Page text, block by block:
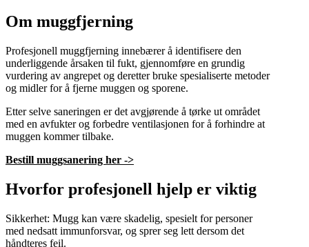
Om muggfjerning
Profesjonell muggfjerning innebærer å identifisere den
underliggende årsaken til fukt, gjennomføre en grundig
vurdering av angrepet og deretter bruke spesialiserte metoder
og midler for å fjerne muggen og sporene.
Etter selve saneringen er det avgjørende å tørke ut området
med en avfukter og forbedre ventilasjonen for å forhindre at
muggen kommer tilbake.
Bestill muggsanering her ->
Hvorfor profesjonell hjelp er viktig
Sikkerhet: Mugg kan være skadelig, spesielt for personer
med nedsatt immunforsvar, og sprer seg lett dersom det
håndteres feil.